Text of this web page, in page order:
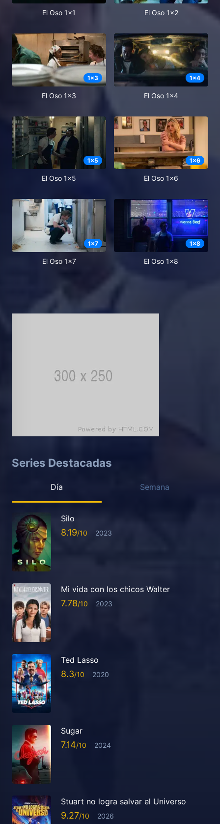
El Oso 1x1 El Oso 1x2
1x3
El Oso 1x3
1x4
El Oso 1x4
1x5
El Oso 1x5
1x6
El Oso 1x6
1x7
El Oso 1x7
1x8
El Oso 1x8
Series Destacadas
Día Semana
Silo
8.19 2023
Mi vida con los chicos Walter
7.78 2023
Ted Lasso
8.3 2020
Sugar
7.14 2024
Stuart no logra salvar el Universo
9.27 2026